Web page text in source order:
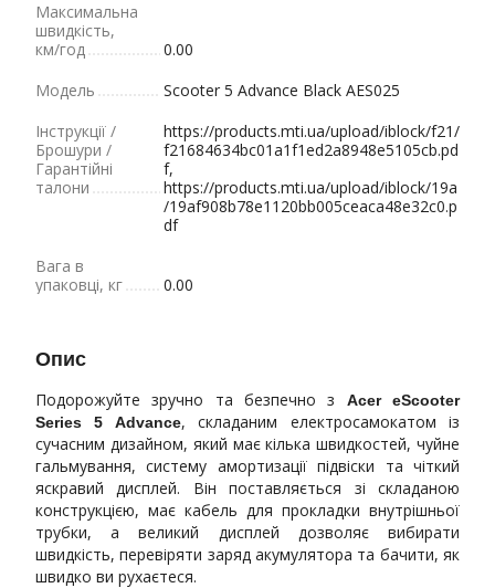
Максимальна
швидкість,
км/год
0.00
Модель
Scooter 5 Advance Black AES025
Інструкції /
Брошури /
Гарантійні
талони
https://products.mti.ua/upload/iblock/f21/
f21684634bc01a1f1ed2a8948e5105cb.pd
f,
https://products.mti.ua/upload/iblock/19a
/19af908b78e1120bb005ceaca48e32c0.p
df
Вага в
упаковці, кг
0.00
Опис
Подорожуйте зручно та безпечно з
Acer eScooter
Series 5 Advance, складаним електросамокатом із
сучасним дизайном, який має кілька швидкостей, чуйне
гальмування, систему амортизації підвіски та чіткий
яскравий дисплей. Він поставляється зі складаною
конструкцією, має кабель для прокладки внутрішньої
трубки, а великий дисплей дозволяє вибирати
швидкість, перевіряти заряд акумулятора та бачити, як
швидко ви рухаєтеся.